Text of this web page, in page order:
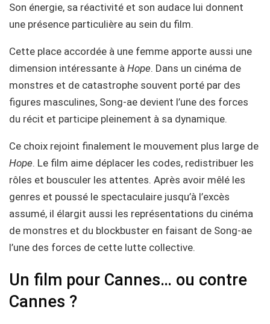
Son énergie, sa réactivité et son audace lui donnent
une présence particulière au sein du film.
Cette place accordée à une femme apporte aussi une
dimension intéressante à Hope. Dans un cinéma de
monstres et de catastrophe souvent porté par des
figures masculines, Song-ae devient l’une des forces
du récit et participe pleinement à sa dynamique.
Ce choix rejoint finalement le mouvement plus large de
Hope. Le film aime déplacer les codes, redistribuer les
rôles et bousculer les attentes. Après avoir mêlé les
genres et poussé le spectaculaire jusqu’à l’excès
assumé, il élargit aussi les représentations du cinéma
de monstres et du blockbuster en faisant de Song-ae
l’une des forces de cette lutte collective.
Un film pour Cannes… ou contre
Cannes ?